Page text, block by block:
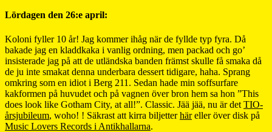
Lördagen den 26:e april:
Koloni fyller 10 år! Jag kommer ihåg när de fyllde typ fyra. Då
bakade jag en kladdkaka i vanlig ordning, men packad och go’
insisterade jag på att de utländska banden främst skulle få smaka då
de ju inte smakat denna underbara dessert tidigare, haha. Sprang
omkring som en idiot i Berg 211. Sedan hade min soffsurfare
kakformen på huvudet och på vagnen över bron hem sa hon ”This
does look like Gotham City, at all!”. Classic. Jää jää, nu är det TIO-
årsjubileum, woho! ! Säkrast att kirra biljetterhäreller över disk på
Music Lovers Records i Antikhallarna.